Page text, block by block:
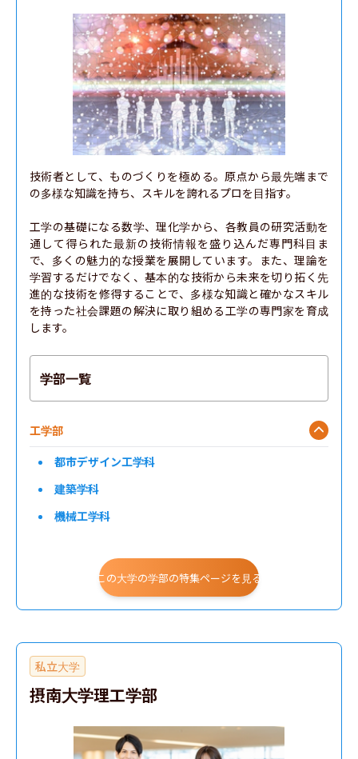
技術者として、ものづくりを極める。原点から最先端まで
の多様な知識を持ち、スキルを誇れるプロを目指す。
工学の基礎になる数学、理化学から、各教員の研究活動を
通して得られた最新の技術情報を盛り込んだ専門科目ま
で、多くの魅力的な授業を展開しています。また、理論を
学習するだけでなく、基本的な技術から未来を切り拓く先
進的な技術を修得することで、多様な知識と確かなスキル
を持った社会課題の解決に取り組める工学の専門家を育成
します。
学部一覧
工学部
都市デザイン工学科
建築学科
機械工学科
電子情報システム工学科
応用化学科
生命工学科
ロボティクス&デザイン工学部
この大学の学部の特集ページを見る
私立大学
摂南大学理工学部